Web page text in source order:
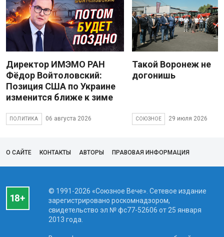
Директор ИМЭМО РАН
Фёдор Войтоловский:
Позиция США по Украине
изменится ближе к зиме
ПОЛИТИКА 06 августа 2026
Такой Воронеж не
догонишь
СОЮЗНОЕ 29 июля 2026
О САЙТЕ КОНТАКТЫ АВТОРЫ ПРАВОВАЯ ИНФОРМАЦИЯ
© 1991-2026 «Союзное Вече». Сетевое издание
зарегистрировано роскомнадзором,
свидетельство эл № фc77-52606 от 25 января
2013 года.